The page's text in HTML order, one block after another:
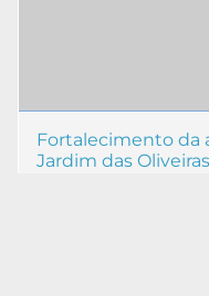
Fortalecimento da
Jardim das